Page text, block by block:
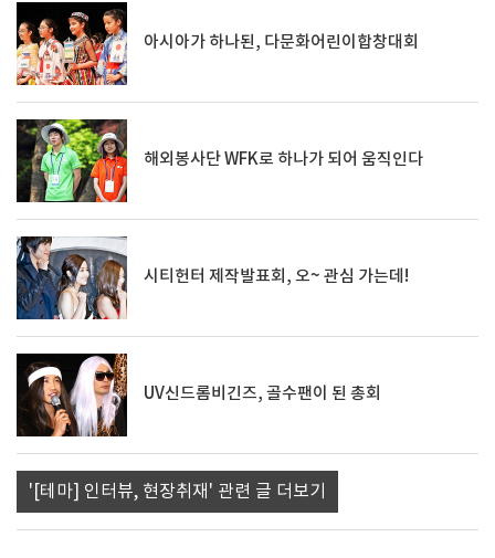
아시아가 하나된, 다문화어린이합창대회
해외봉사단 WFK로 하나가 되어 움직인다
시티헌터 제작발표회, 오~ 관심 가는데!
UV신드롬비긴즈, 골수팬이 된 총회
'[테마] 인터뷰, 현장취재' 관련 글 더보기